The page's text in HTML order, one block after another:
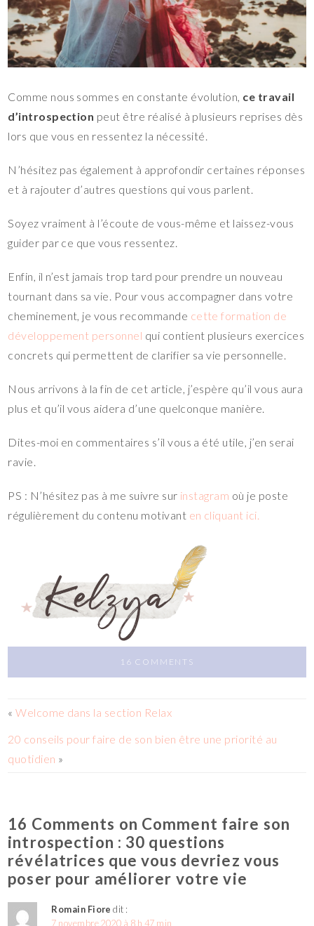
Comme nous sommes en constante évolution, ce travail
d’introspection peut être réalisé à plusieurs reprises dès
lors que vous en ressentez la nécessité.
N’hésitez pas également à approfondir certaines réponses
et à rajouter d’autres questions qui vous parlent.
Soyez vraiment à l’écoute de vous-même et laissez-vous
guider par ce que vous ressentez.
Enfin, il n’est jamais trop tard pour prendre un nouveau
tournant dans sa vie. Pour vous accompagner dans votre
cheminement, je vous recommande cette formation de
développement personnel qui contient plusieurs exercices
concrets qui permettent de clarifier sa vie personnelle.
Nous arrivons à la fin de cet article, j’espère qu’il vous aura
plus et qu’il vous aidera d’une quelconque manière.
Dites-moi en commentaires s’il vous a été utile, j’en serai
ravie.
PS : N’hésitez pas à me suivre sur instagram où je poste
régulièrement du contenu motivant en cliquant ici.
16 COMMENTS
«Welcome dans la section Relax
20 conseils pour faire de son bien être une priorité au
quotidien »
16 Comments on Comment faire son
introspection : 30 questions
révélatrices que vous devriez vous
poser pour améliorer votre vie
Romain Fiore dit :
7 novembre 2020 à 8 h 47 min